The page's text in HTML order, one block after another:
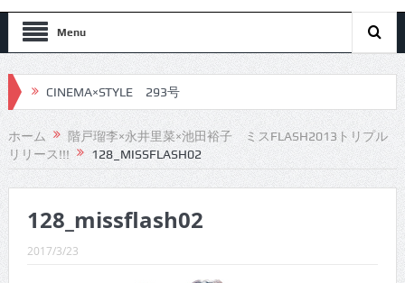
Menu
CINEMA×STYLE 293号
CINEMA×STYLE 292号
CINEMA×STYLE 291号
CINEMA×STYLE 289号
ホーム
階戸瑠李×永井里菜×池田裕子 ミスFLASH2013トリプル
リリース!!!
128_MISSFLASH02
128_missflash02
2017/3/23